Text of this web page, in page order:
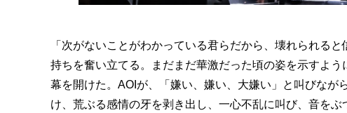
「次がないことがわかっている君らだから、壊れられる
持ちを奮い立てる。まだまだ華激だった頃の姿を示すよ
幕を開けた。AOIが、「嫌い、嫌い、大嫌い」と叫びな
け、荒ぶる感情の牙を剥き出し、一心不乱に叫び、音を